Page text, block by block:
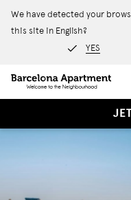
We have detected your
this site in English?
YES